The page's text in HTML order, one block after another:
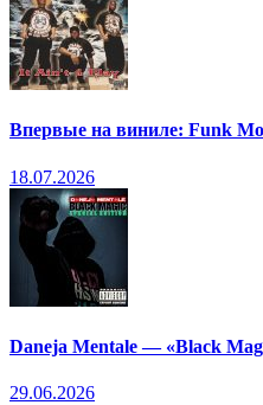
Впервые на виниле: Funk
18.07.2026
Daneja Mentale — «Black
29.06.2026